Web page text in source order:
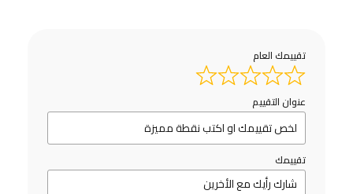
تقييمك العام
عنوان التقييم
تقييمك